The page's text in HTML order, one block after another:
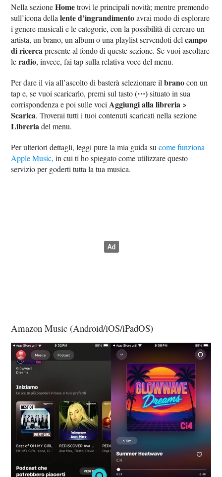
Nella sezioneHometrovi le principali novità; mentre premendo
sull’icona dellalente d’ingrandimentoavrai modo di esplorare
i genere musicali e le categorie, con la possibilità di cercare un
artista, un brano, un album o una playlist servendoti delcampo
di ricercapresente al fondo di queste sezione. Se vuoi ascoltare
leradio, invece, fai tap sulla relativa voce del menu.
Per dare il via all’ascolto di basterà selezionare ilbranocon un
tap e, se vuoi scaricarlo, premi sul tasto(⋯)situato in sua
corrispondenza e poi sulle voci Aggiungi alla libreria >
Scarica. Troverai tutti i tuoi contenuti scaricati nella sezione
Libreriadel menu.
Per ulteriori dettagli, leggi pure la mia guida sucome funziona
Apple Music, in cui ti ho spiegato come utilizzare questo
servizio per goderti tutta la tua musica.
Amazon Music (Android/iOS/iPadOS)